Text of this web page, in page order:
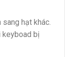
sang hạt khác.
keyboad bị